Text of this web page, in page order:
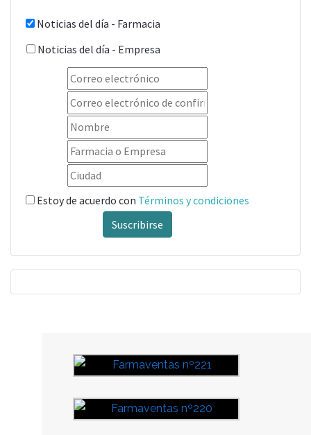
Noticias del día - Farmacia
Noticias del día - Empresa
Estoy de acuerdo con Términos y condiciones
Suscribirse